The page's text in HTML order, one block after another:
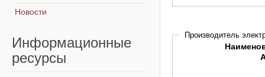
Производитель
Новости
Информационные
ресурсы